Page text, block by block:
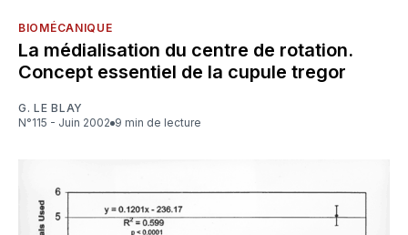
BIOMÉCANIQUE
La médialisation du centre de rotation.
Concept essentiel de la cupule tregor
G. LE BLAY
N°115 - Juin 2002
9 min de lecture